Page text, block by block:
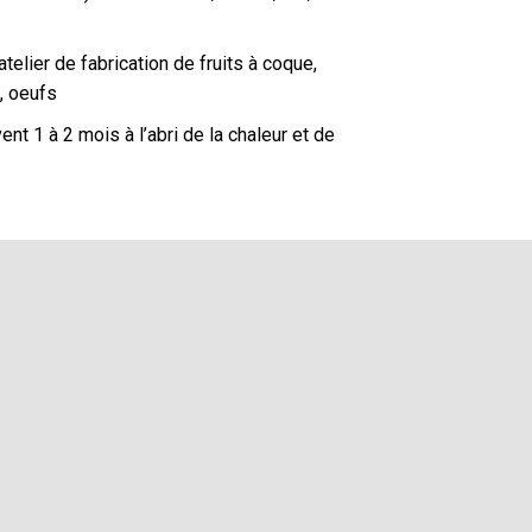
de fabrication de fruits à coque,
oeufs
1 à 2 mois à l’abri de la chaleur et de